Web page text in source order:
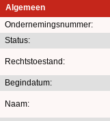
Algemeen
Ondernemingsnummer:
Status:
Rechtstoestand:
Begindatum:
Naam: